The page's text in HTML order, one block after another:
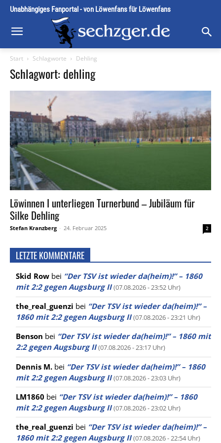
Unabhängiges Fanportal - von Löwenfans für Löwenfans
Start Schlagworte Dehling
Schlagwort: dehling
Löwinnen I unterliegen Turnerbund – Jubiläum für
Silke Dehling
Stefan Kranzberg - 24. Februar 2025 2
LETZTE KOMMENTARE
Skid Row bei “Der TSV ist wieder da(heim)!” – 1860
mit 2:2 gegen Augsburg II (07.08.2026 - 23:52 Uhr)
the_real_guenzi bei “Der TSV ist wieder da(heim)!” –
1860 mit 2:2 gegen Augsburg II (07.08.2026 - 23:21 Uhr)
Benson bei “Der TSV ist wieder da(heim)!” – 1860 mit
2:2 gegen Augsburg II (07.08.2026 - 23:17 Uhr)
Dennis M. bei “Der TSV ist wieder da(heim)!” – 1860
mit 2:2 gegen Augsburg II (07.08.2026 - 23:03 Uhr)
LM1860 bei “Der TSV ist wieder da(heim)!” – 1860
mit 2:2 gegen Augsburg II (07.08.2026 - 23:02 Uhr)
the_real_guenzi bei “Der TSV ist wieder da(heim)!” –
1860 mit 2:2 gegen Augsburg II (07.08.2026 - 22:54 Uhr)